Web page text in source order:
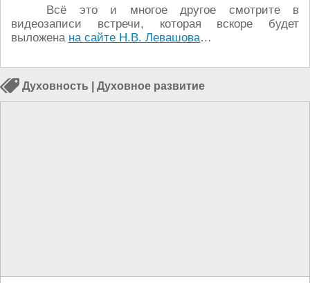
Всё это и многое другое смотрите в
видеозаписи встречи, которая вскоре будет
выложена на сайте Н.В. Левашова…
Духовность Духовное развитие